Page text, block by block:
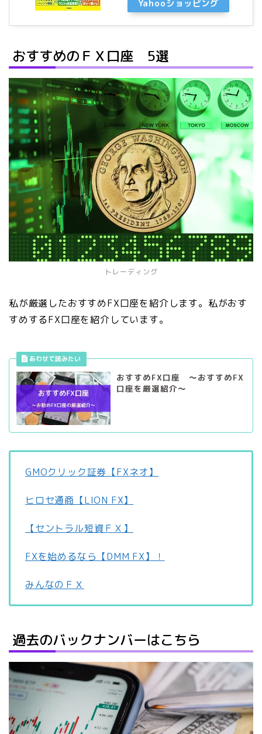
Yahooショッピング
おすすめのＦＸ口座 5選
トレーディング
私が厳選したおすすめFX口座を紹介します。私がおす
すめするFX口座を紹介しています。
おすすめFX口座 ～おすすめFX
口座を厳選紹介～
GMOクリック証券【FXネオ】
ヒロセ通商【LION FX】
【セントラル短資ＦＸ】
FXを始めるなら【DMM FX】！
みんなのＦＸ
過去のバックナンバーはこちら